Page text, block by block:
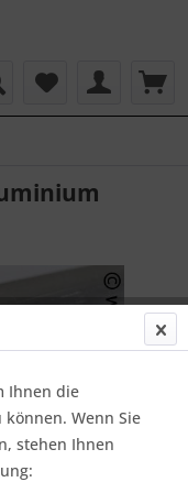
Ihnen die
Wenn Sie
stehen Ihnen